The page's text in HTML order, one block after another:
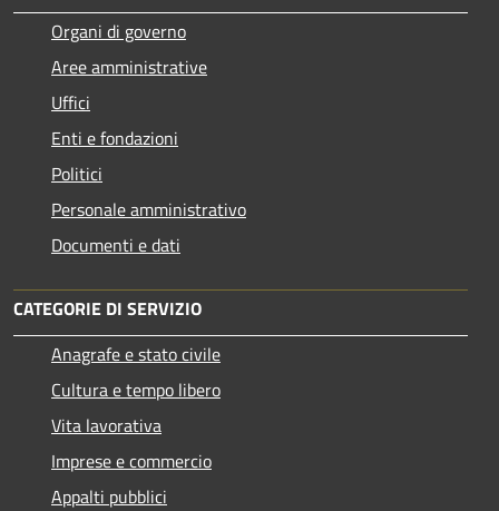
Organi di governo
Aree amministrative
Uffici
Enti e fondazioni
Politici
Personale amministrativo
Documenti e dati
CATEGORIE DI SERVIZIO
Anagrafe e stato civile
Cultura e tempo libero
Vita lavorativa
Imprese e commercio
Appalti pubblici